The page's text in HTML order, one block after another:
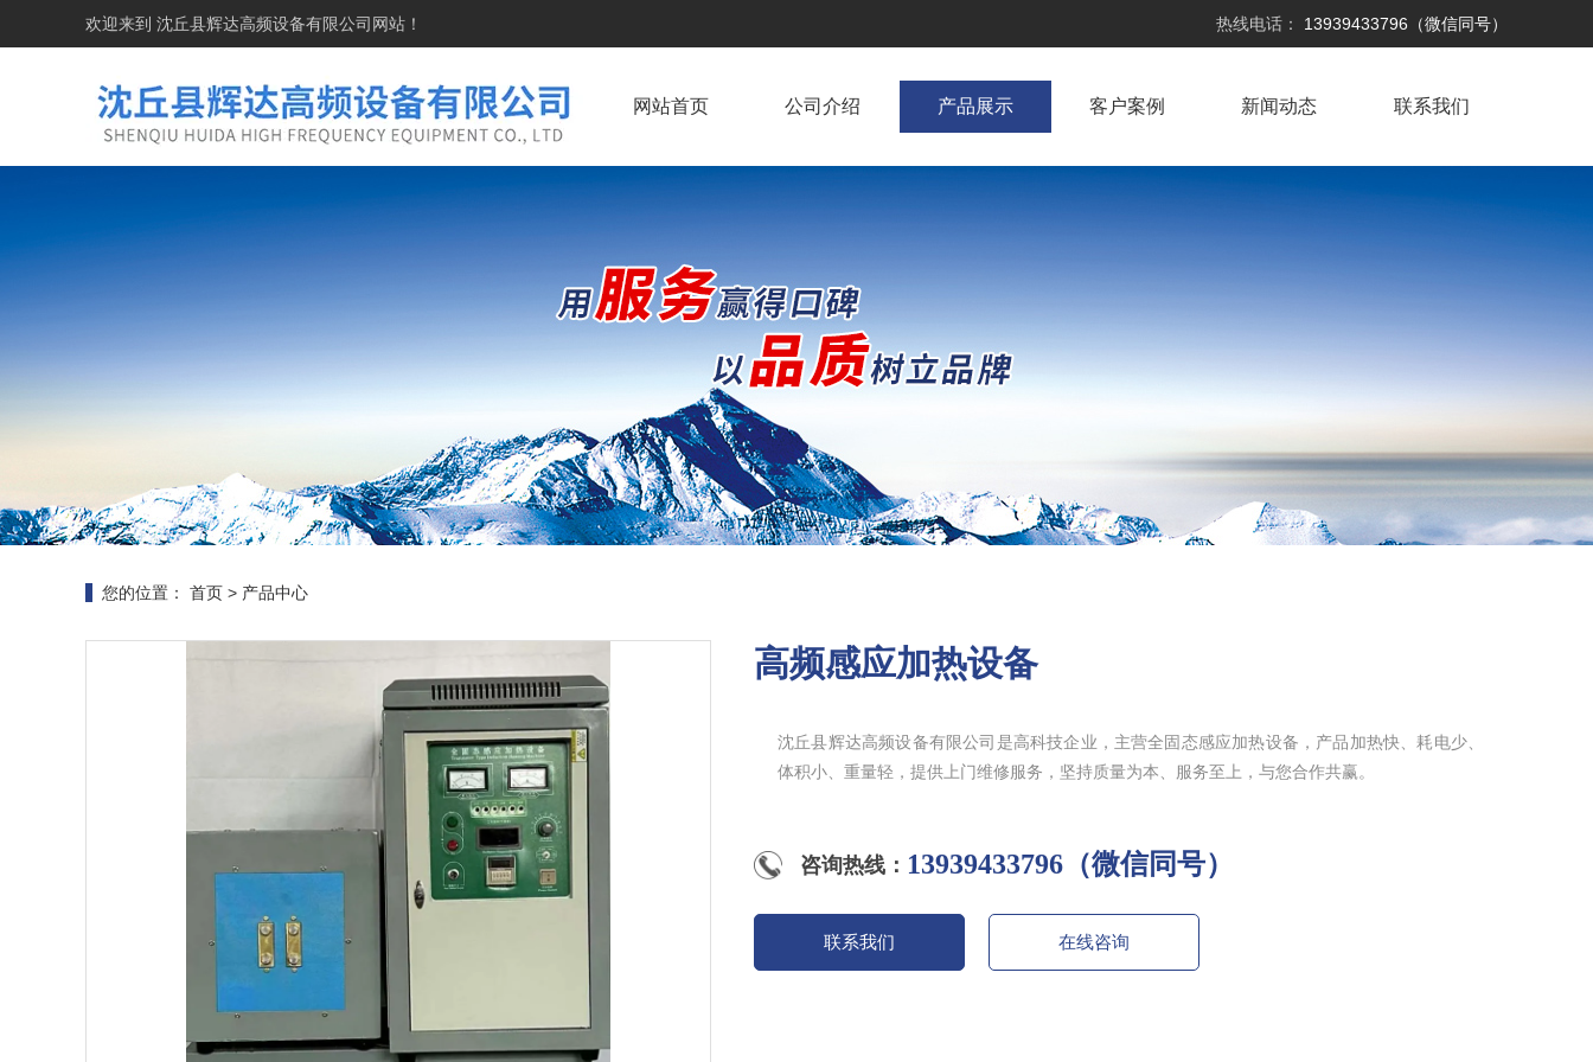
欢迎来到 沈丘县辉达高频设备有限公司 网站！ 热线电话： 13939433796（微信同号）
网站首页 公司介绍 产品展示 客户案例 新闻动态 联系我们
您的位置： 首页 > 产品中心
高频感应加热设备
沈丘县辉达高频设备有限公司是高科技企业，主营全固态感应加热设备，产品加热快、耗电少、
体积小、重量轻，提供上门维修服务，坚持质量为本、服务至上，与您合作共赢。
咨询热线： 13939433796（微信同号）
联系我们 在线咨询